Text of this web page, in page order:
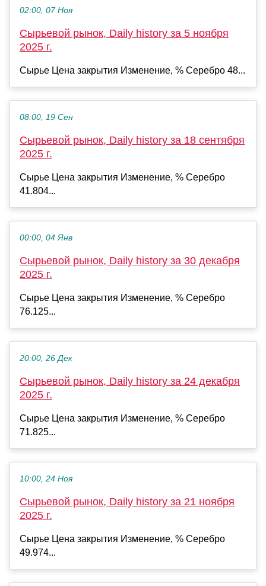
02:00, 07 Ноя
Сырьевой рынок, Daily history за 5 ноября
2025 г.
Сырье Цена закрытия Изменение, % Серебро 48...
08:00, 19 Сен
Сырьевой рынок, Daily history за 18 сентября
2025 г.
Сырье Цена закрытия Изменение, % Серебро
41.804...
00:00, 04 Янв
Сырьевой рынок, Daily history за 30 декабря
2025 г.
Сырье Цена закрытия Изменение, % Серебро
76.125...
20:00, 26 Дек
Сырьевой рынок, Daily history за 24 декабря
2025 г.
Сырье Цена закрытия Изменение, % Серебро
71.825...
10:00, 24 Ноя
Сырьевой рынок, Daily history за 21 ноября
2025 г.
Сырье Цена закрытия Изменение, % Серебро
49.974...